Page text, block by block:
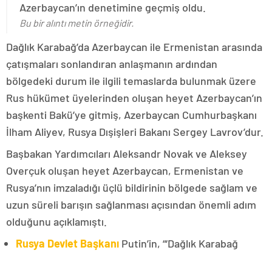
Azerbaycan’ın denetimine geçmiş oldu.
Bu bir alıntı metin örneğidir.
Dağlık Karabağ’da Azerbaycan ile Ermenistan arasında
çatışmaları sonlandıran anlaşmanın ardından
bölgedeki durum ile ilgili temaslarda bulunmak üzere
Rus hükümet üyelerinden oluşan heyet Azerbaycan’ın
başkenti Bakü’ye gitmiş, Azerbaycan Cumhurbaşkanı
İlham Aliyev, Rusya Dışişleri Bakanı Sergey Lavrov’dur.
Başbakan Yardımcıları Aleksandr Novak ve Aleksey
Overçuk oluşan heyet Azerbaycan, Ermenistan ve
Rusya’nın imzaladığı üçlü bildirinin bölgede sağlam ve
uzun süreli barışın sağlanması açısından önemli adım
olduğunu açıklamıştı.
Rusya Devlet Başkanı Putin’in, “‘Dağlık Karabağ